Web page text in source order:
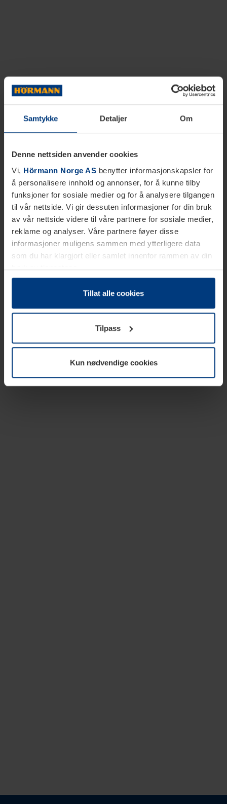
Samtykke Detaljer Om
Denne nettsiden anvender cookies
Vi, Hörmann Norge AS benytter informasjonskapsler for
å personalisere innhold og annonser, for å kunne tilby
funksjoner for sosiale medier og for å analysere tilgangen
til vår nettside. Vi gir dessuten informasjoner for din bruk
av vår nettside videre til våre partnere for sosiale medier,
reklame og analyser. Våre partnere føyer disse
informasjoner muligens sammen med ytterligere data
som du har klargjort eller samlet innenfor rammen av din
bruk av tjenestene.
Etter loven kan vi lagre informasjonskapsler på din
datamaskin, hvis disse er absolutt nødvendig for drift av
trenger vi din tillatelse. Du kan når som helst endre eller
tilbakekalle ditt samtykke i forklaringen av
informasjonskapselen på sidenPersonvernerklæringpå
Tillat alle cookies
Tilpass
Kun nødvendige cookies